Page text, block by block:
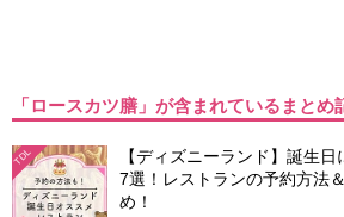
「ロースカツ膳」が含まれているまとめ
TDL
【ディズニーランド】誕生
7選！レストランの予約方法
め！